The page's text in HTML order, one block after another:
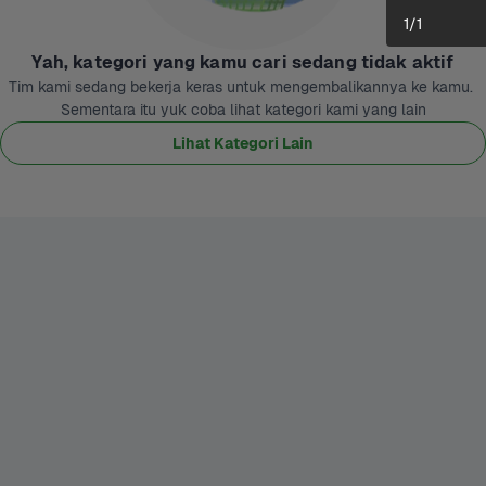
Yah, kategori yang kamu cari sedang tidak aktif
Tim kami sedang bekerja keras untuk mengembalikannya ke kamu.
Sementara itu yuk coba lihat kategori kami yang lain
Lihat Kategori Lain
1/1